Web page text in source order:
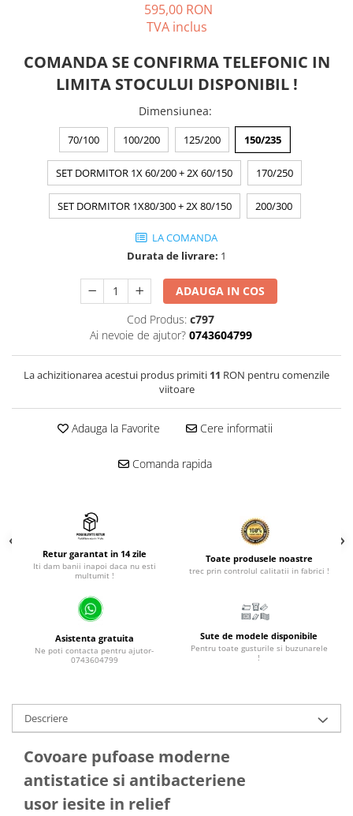
595,00 RON
TVA inclus
COMANDA SE CONFIRMA TELEFONIC IN
LIMITA STOCULUI DISPONIBIL !
Dimensiunea:
70/100 100/200 125/200 150/235
SET DORMITOR 1X 60/200 + 2X 60/150 170/250
SET DORMITOR 1X80/300 + 2X 80/150 200/300
LA COMANDA
Durata de livrare: 1
ADAUGA IN COS
Cod Produs: c797
Ai nevoie de ajutor? 0743604799
La achizitionarea acestui produs primiti 11 RON pentru comenzile
viitoare
Adauga la Favorite Cere informatii
Comanda rapida
Retur garantat in 14 zile
Iti dam banii inapoi daca nu esti
multumit !
Toate produsele noastre
trec prin controlul calitatii in fabrici !
Asistenta gratuita
Ne poti contacta pentru ajutor-
0743604799
Sute de modele disponibile
Pentru toate gusturile si buzunarele
!
Descriere
Covoare pufoase moderne
antistatice si antibacteriene
usor iesite in relief